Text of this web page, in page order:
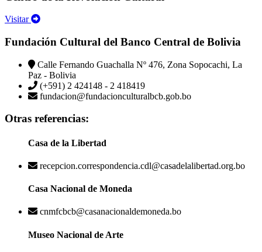
Visitar
Fundación Cultural del Banco Central de Bolivia
Calle Fernando Guachalla Nº 476, Zona Sopocachi, La
Paz - Bolivia
(+591) 2 424148 - 2 418419
fundacion@fundacionculturalbcb.gob.bo
Otras referencias:
Casa de la Libertad
recepcion.correspondencia.cdl@casadelalibertad.org.bo
Casa Nacional de Moneda
cnmfcbcb@casanacionaldemoneda.bo
Museo Nacional de Arte